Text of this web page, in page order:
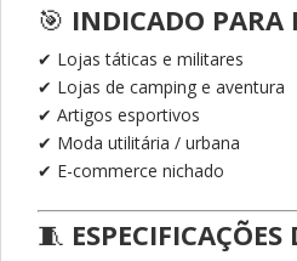
🎯 INDICADO PARA
✔ Lojas táticas e militares
✔ Lojas de camping e aventura
✔ Artigos esportivos
✔ Moda utilitária / urbana
✔ E-commerce nichado
🧵